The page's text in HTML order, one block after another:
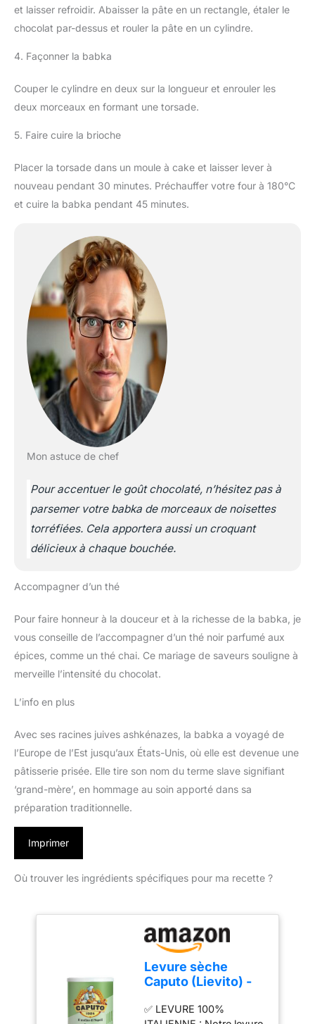
et laisser refroidir. Abaisser la pâte en un rectangle, étaler le
chocolat par-dessus et rouler la pâte en un cylindre.
4. Façonner la babka
Couper le cylindre en deux sur la longueur et enrouler les
deux morceaux en formant une torsade.
5. Faire cuire la brioche
Placer la torsade dans un moule à cake et laisser lever à
nouveau pendant 30 minutes. Préchauffer votre four à 180°C
et cuire la babka pendant 45 minutes.
Mon astuce de chef
Pour accentuer le goût chocolaté, n’hésitez pas à
parsemer votre babka de morceaux de noisettes
torréfiées. Cela apportera aussi un croquant
délicieux à chaque bouchée.
Accompagner d’un thé
Pour faire honneur à la douceur et à la richesse de la babka, je
vous conseille de l’accompagner d’un thé noir parfumé aux
épices, comme un thé chai. Ce mariage de saveurs souligne à
merveille l’intensité du chocolat.
L’info en plus
Avec ses racines juives ashkénazes, la babka a voyagé de
l’Europe de l’Est jusqu’aux États-Unis, où elle est devenue une
pâtisserie prisée. Elle tire son nom du terme slave signifiant
‘grand-mère’, en hommage au soin apporté dans sa
préparation traditionnelle.
Imprimer
Où trouver les ingrédients spécifiques pour ma recette ?
Levure sèche
Caputo (Lievito) -
refermable de 100
✅ LEVURE 100%